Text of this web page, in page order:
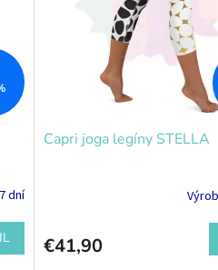
dní
Capri joga legíny STELLA
€41,90